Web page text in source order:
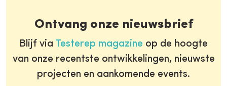
Ontvang onze nieuwsbrief
Blijf via Testerep magazine op de hoogte
van onze recentste ontwikkelingen, nieuwste
projecten en aankomende events.